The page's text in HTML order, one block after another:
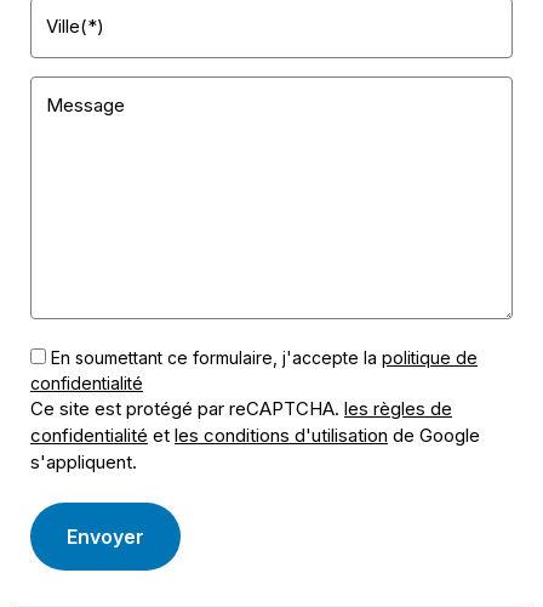
Ville(*)
Message
En soumettant ce formulaire, j'accepte la politique de
confidentialité
Ce site est protégé par reCAPTCHA. les règles de
confidentialité et les conditions d'utilisation de Google
s'appliquent.